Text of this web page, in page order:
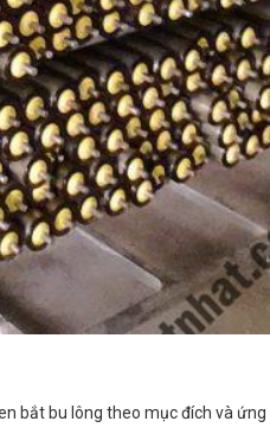
bắt bu lông theo mục đích và ứng